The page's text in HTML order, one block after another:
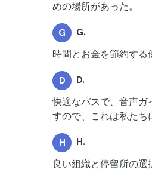
めの場所があった。
G G.
時間とお金を節約する
D D.
快適なバスで、音声ガ
すので、これは私たち
H H.
良い組織と停留所の選